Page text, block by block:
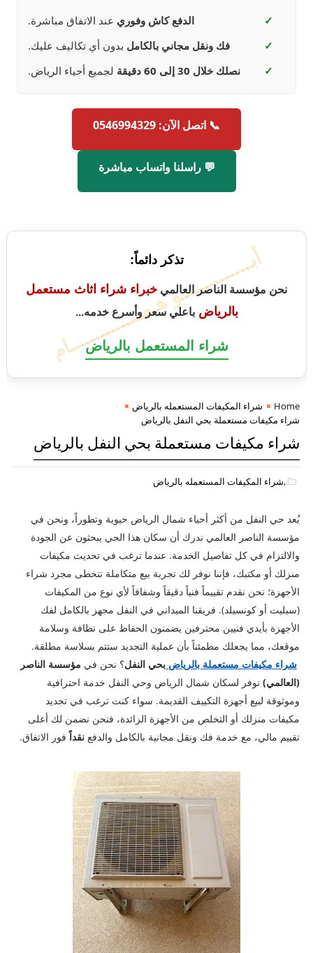
✓ الدفع كاش وفوري عند الاتفاق مباشرة.
✓
فك ونقل مجاني بالكامل بدون أي تكاليف عليك.
✓
نصلك خلال 30 إلى 60 دقيقة لجميع أحياء الرياض.
📞 اتصل الآن: 0546994329
💬 راسلنا واتساب مباشرة
أبــــــــــــــو هـمــــــــــــــام
تذكر دائماً:
نحن مؤسسة الناصر العالمي خبراء شراء اثاث مستعمل
بالرياضباعلي سعر وأسرع خدمه...
شراء المستعمل بالرياض
Home
شراء المكيفات المستعمله بالرياض
شراء مكيفات مستعملة بحي النفل بالرياض
شراء مكيفات مستعملة بحي النفل بالرياض
,شراء المكيفات المستعمله بالرياض
يُعد حي النفل من أكثر أحياء شمال الرياض حيوية وتطوراً، ونحن في
مؤسسة الناصر العالمي ندرك أن سكان هذا الحي يبحثون عن الجودة
والالتزام في كل تفاصيل الخدمة. عندما ترغب في تحديث مكيفات
منزلك أو مكتبك، فإننا نوفر لك تجربة بيع متكاملة تتخطى مجرد شراء
الأجهزة؛ نحن نقدم تقييماً فنياً دقيقاً وشفافاً لأي نوع من المكيفات
(سبليت أو كونسيلد). فريقنا الميداني في النفل مجهز بالكامل لفك
الأجهزة بأيدي فنيين محترفين يضمنون الحفاظ على نظافة وسلامة
موقعك، مما يجعلك مطمئناً بأن عملية التجديد ستتم بسلاسة مطلقة.
شراء مكيفات مستعملة بالرياض بحي النفل؟ نحن في مؤسسة الناصر
(العالمي)نوفر لسكان شمال الرياض وحي النفل خدمة احترافية
وموثوقة لبيع أجهزة التكييف القديمة. سواء كنت ترغب في تجديد
مكيفات منزلك أو التخلص من الأجهزة الزائدة، فنحن نضمن لك أعلى
تقييم مالي، مع خدمة فك ونقل مجانية بالكامل والدفع نقداًفور الاتفاق.